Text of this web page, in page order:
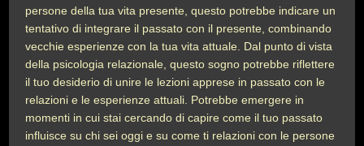
persone della tua vita presente, questo potrebbe indicare un
tentativo di integrare il passato con il presente, combinando
vecchie esperienze con la tua vita attuale. Dal punto di vista
della psicologia relazionale, questo sogno potrebbe riflettere
il tuo desiderio di unire le lezioni apprese in passato con le
relazioni e le esperienze attuali. Potrebbe emergere in
momenti in cui stai cercando di capire come il tuo passato
influisce su chi sei oggi e su come ti relazioni con le persone